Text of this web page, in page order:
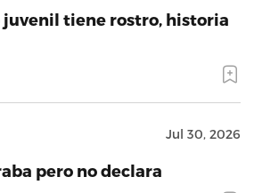
juvenil tiene rostro, historia
Jul 30, 2026
pero no declara